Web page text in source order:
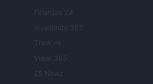
Finanzas 24
Investindo 365
Think.es
Viajar 365
ES Newz